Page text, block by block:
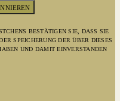
BESTÄTIGEN SIE, DASS SIE
SPEICHERUNG DER ÜBER DIESES
UND DAMIT EINVERSTANDEN